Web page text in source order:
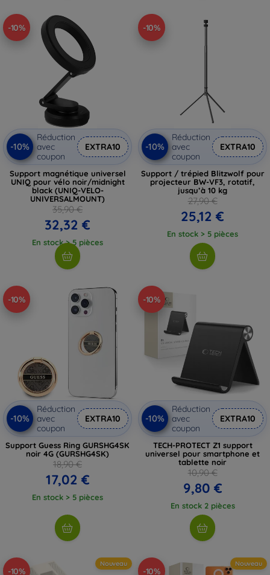
-10%
-10%
Réduction
avec
coupon
EXTRA10
Support magnétique universel
UNIQ pour vélo noir/midnight
black (UNIQ-VELO-
UNIVERSALMOUNT)
35,90 €
32,32 €
En stock > 5 pièces
-10%
-10%
Réduction
avec
coupon
EXTRA10
Support / trépied Blitzwolf pour
projecteur BW-VF3, rotatif,
jusqu’à 10 kg
27,90 €
25,12 €
En stock > 5 pièces
-10%
-10%
Réduction
avec
coupon
EXTRA10
Support Guess Ring GURSHG4SK
noir 4G (GURSHG4SK)
18,90 €
17,02 €
En stock > 5 pièces
-10%
-10%
Réduction
avec
coupon
EXTRA10
TECH-PROTECT Z1 support
universel pour smartphone et
tablette noir
10,90 €
9,80 €
En stock 2 pièces
-10%
Nouveau
-10%
Nouveau